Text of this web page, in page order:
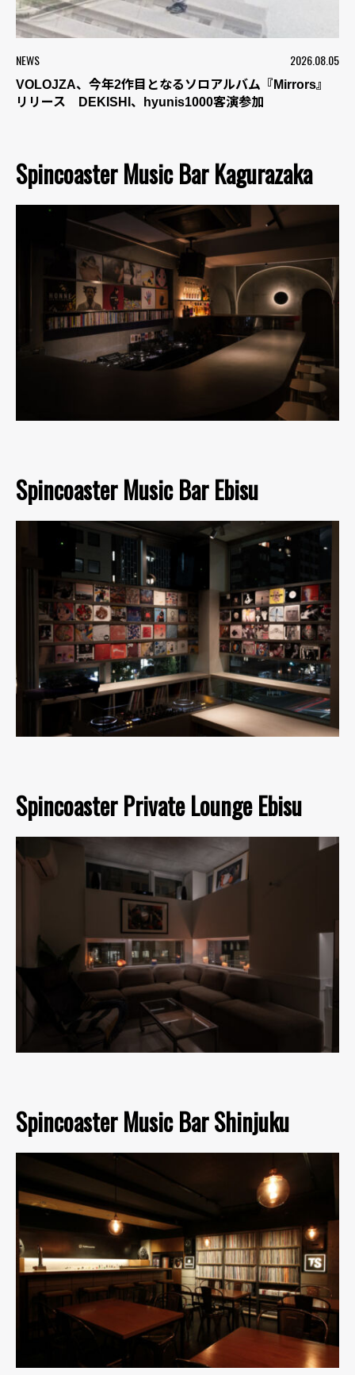
NEWS 2026.08.05
VOLOJZA、今年2作目となるソロアルバム『Mirrors』
リリース DEKISHI、hyunis1000客演参加
Spincoaster Music Bar Kagurazaka
Spincoaster Music Bar Ebisu
Spincoaster Private Lounge Ebisu
Spincoaster Music Bar Shinjuku